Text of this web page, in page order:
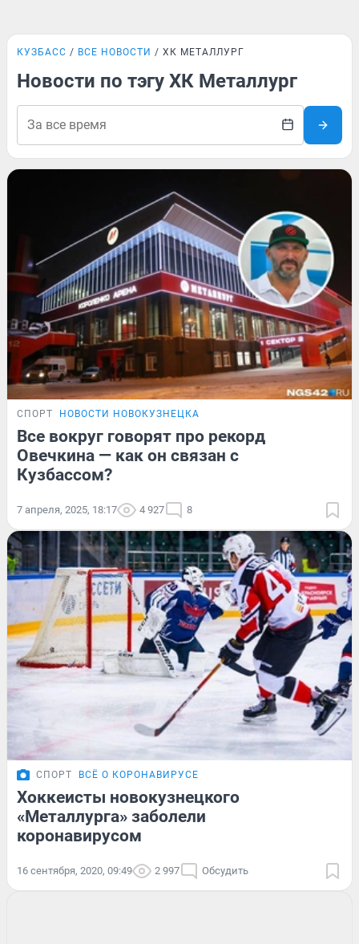
КУЗБАСС ВСЕ НОВОСТИ ХК МЕТАЛЛУРГ
Новости по тэгу ХК Металлург
СПОРТ НОВОСТИ НОВОКУЗНЕЦКА
Все вокруг говорят про рекорд
Овечкина — как он связан с
Кузбассом?
7 апреля, 2025, 18:17 4 927 8
СПОРТ ВСЁ О КОРОНАВИРУСЕ
Хоккеисты новокузнецкого
«Металлурга» заболели
коронавирусом
16 сентября, 2020, 09:49 2 997 Обсудить